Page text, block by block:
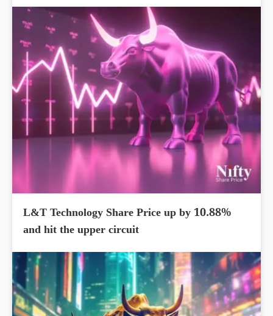
L&T Technology Share Price up by 10.88%
and hit the upper circuit